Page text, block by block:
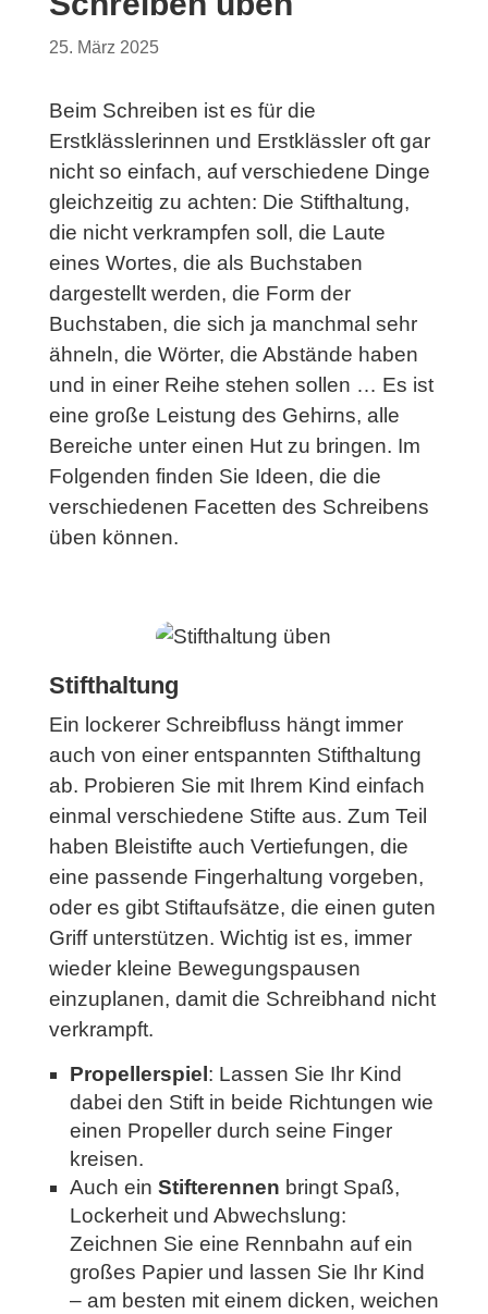
25. März 2025
Beim Schreiben ist es für die
Erstklässlerinnen und Erstklässler oft gar
nicht so einfach, auf verschiedene Dinge
gleichzeitig zu achten: Die Stifthaltung,
die nicht verkrampfen soll, die Laute
eines Wortes, die als Buchstaben
dargestellt werden, die Form der
Buchstaben, die sich ja manchmal sehr
ähneln, die Wörter, die Abstände haben
und in einer Reihe stehen sollen … Es ist
eine große Leistung des Gehirns, alle
Bereiche unter einen Hut zu bringen. Im
Folgenden finden Sie Ideen, die die
verschiedenen Facetten des Schreibens
üben können.
Stifthaltung
Ein lockerer Schreibfluss hängt immer
auch von einer entspannten Stifthaltung
ab. Probieren Sie mit Ihrem Kind einfach
einmal verschiedene Stifte aus. Zum Teil
haben Bleistifte auch Vertiefungen, die
eine passende Fingerhaltung vorgeben,
oder es gibt Stiftaufsätze, die einen guten
Griff unterstützen. Wichtig ist es, immer
wieder kleine Bewegungspausen
einzuplanen, damit die Schreibhand nicht
verkrampft.
Propellerspiel: Lassen Sie Ihr Kind
dabei den Stift in beide Richtungen wie
einen Propeller durch seine Finger
kreisen.
Auch ein Stifterennen bringt Spaß,
Lockerheit und Abwechslung:
Zeichnen Sie eine Rennbahn auf ein
großes Papier und lassen Sie Ihr Kind
– am besten mit einem dicken, weichen